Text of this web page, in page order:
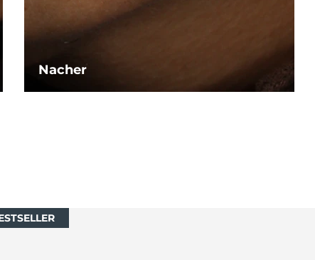
Nacher